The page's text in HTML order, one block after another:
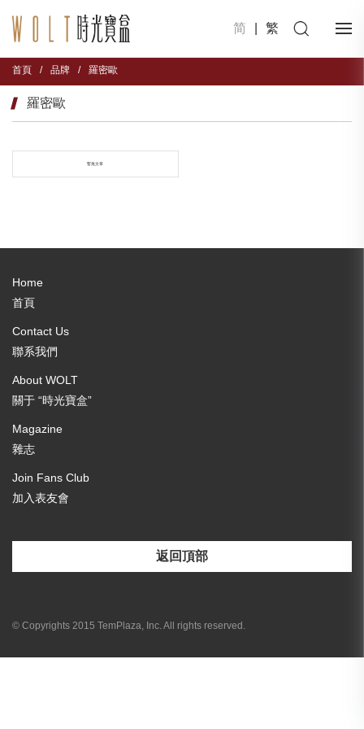
简 繁
首頁 / 品牌 / 羅密歐
羅密歐
暫無文章
Home
首頁
Contact Us
聯系我們
About WOLT
關于 “時光寶盒”
Magazine
雜志
Join Fans Club
加入表友會
返回頂部
© Copyrights 2015 TemPlaza, Inc. All rights reserved.